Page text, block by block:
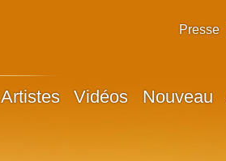
Artistes Vidéos Nouveau
Presse